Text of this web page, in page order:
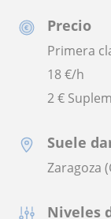
Precio
Primera
18€/h
2 €
Suele
Zaragoza
Niveles